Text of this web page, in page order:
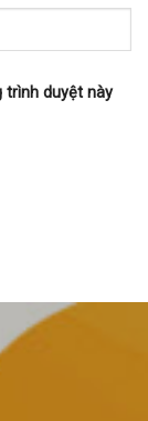
trình duyệt này